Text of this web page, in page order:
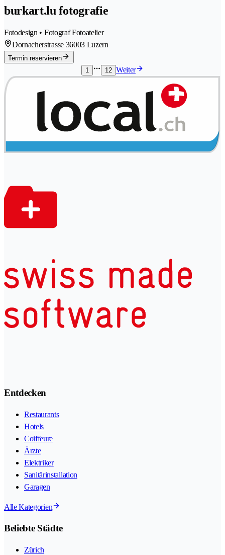
burkart.lu fotografie
Fotodesign • Fotograf Fotoatelier
Dornacherstrasse 36003 Luzern
Termin reservieren
1
12 Weiter
Entdecken
Restaurants
Hotels
Coiffeure
Ärzte
Elektriker
Sanitärinstallation
Garagen
Alle Kategorien
Beliebte Städte
Zürich